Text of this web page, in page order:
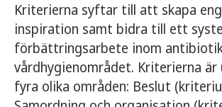
Kriterierna syftar till att skapa
inspiration samt bidra till ett
förbättringsarbete inom
vårdhygienområdet. Kriterierna är
fyra olika områden: Beslut